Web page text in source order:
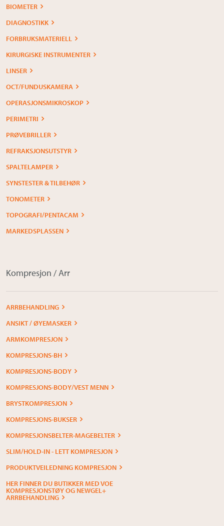
BIOMETER
DIAGNOSTIKK
FORBRUKSMATERIELL
KIRURGISKE INSTRUMENTER
LINSER
OCT/FUNDUSKAMERA
OPERASJONSMIKROSKOP
PERIMETRI
PRØVEBRILLER
REFRAKSJONSUTSTYR
SPALTELAMPER
SYNSTESTER & TILBEHØR
TONOMETER
TOPOGRAFI/PENTACAM
MARKEDSPLASSEN
Kompresjon / Arr
ARRBEHANDLING
ANSIKT / ØYEMASKER
ARMKOMPRESJON
KOMPRESJONS-BH
KOMPRESJONS-BODY
KOMPRESJONS-BODY/VEST MENN
BRYSTKOMPRESJON
KOMPRESJONS-BUKSER
KOMPRESJONSBELTER-MAGEBELTER
SLIM/HOLD-IN - LETT KOMPRESJON
PRODUKTVEILEDNING KOMPRESJON
HER FINNER DU BUTIKKER MED VOE
KOMPRESJONSTØY OG NEWGEL+
ARRBEHANDLING